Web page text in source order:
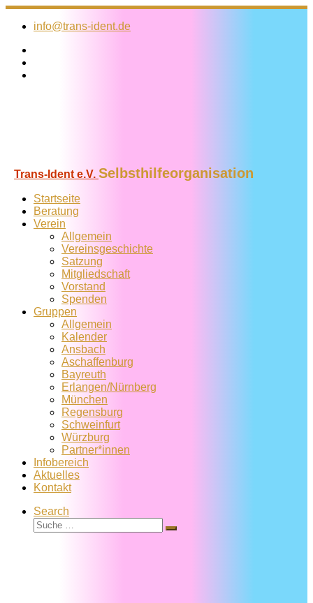
Zum
Inhalt
info@trans-ident.de
Trans-Ident e.V. Selbsthilfeorganisation
Startseite
Beratung
Verein
Allgemein
Vereins­geschichte
Satzung
Mitglied­schaft
Vorstand
Spenden
Gruppen
Allgemein
Kalender
Ansbach
Aschaffenburg
Bayreuth
Erlangen/Nürnberg
München
Regensburg
Schweinfurt
Würzburg
Partner*innen
Infobereich
Aktuelles
Kontakt
Search
Suche
Suche